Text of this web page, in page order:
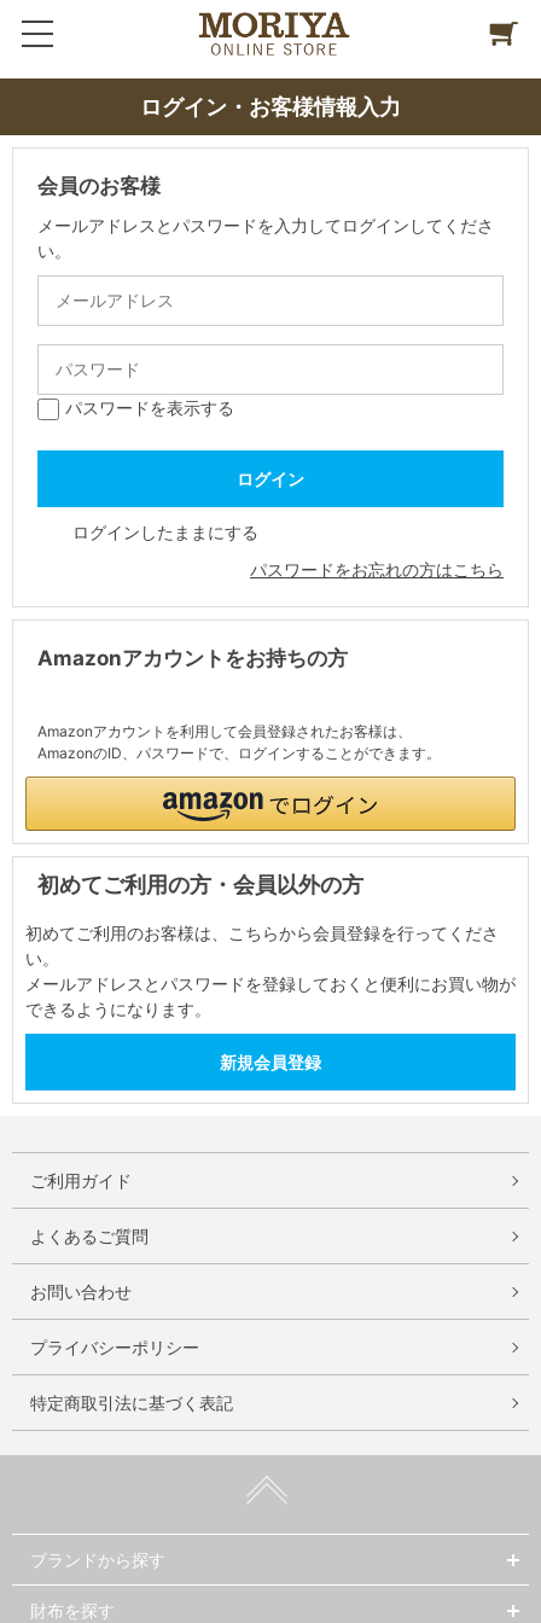
ログイン・お客様情報入力
会員のお客様
メールアドレスとパスワードを入力してログインしてくださ
い。
パスワードを表示する
ログインしたままにする
パスワードをお忘れの方はこちら
Amazonアカウントをお持ちの方
Amazonアカウントを利用して会員登録されたお客様は、
AmazonのID、パスワードで、ログインすることができます。
初めてご利用の方・会員以外の方
初めてご利用のお客様は、こちらから会員登録を行ってくださ
い。
メールアドレスとパスワードを登録しておくと便利にお買い物が
できるようになります。
ご利用ガイド
よくあるご質問
お問い合わせ
プライバシーポリシー
特定商取引法に基づく表記
ブランドから探す
財布を探す